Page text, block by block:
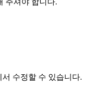
주셔야 합니다.
수정할 수 있습니다.